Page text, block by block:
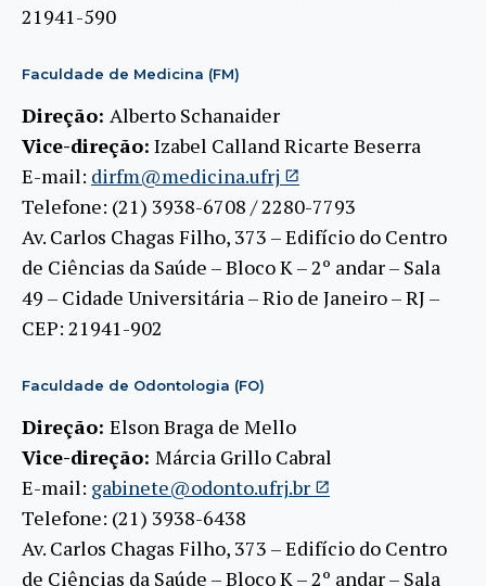
21941-590
Faculdade de Medicina (FM)
Direção: Alberto Schanaider
Vice-direção: Izabel Calland Ricarte Beserra
E-mail: dirfm@medicina.ufrj
Telefone: (21) 3938-6708 / 2280-7793
Av. Carlos Chagas Filho, 373 – Edifício do Centro
de Ciências da Saúde – Bloco K – 2º andar – Sala
49 – Cidade Universitária – Rio de Janeiro – RJ –
CEP: 21941-902
Faculdade de Odontologia (FO)
Direção: Elson Braga de Mello
Vice-direção: Márcia Grillo Cabral
E-mail: gabinete@odonto.ufrj.br
Telefone: (21) 3938-6438
Av. Carlos Chagas Filho, 373 – Edifício do Centro
de Ciências da Saúde – Bloco K – 2º andar – Sala